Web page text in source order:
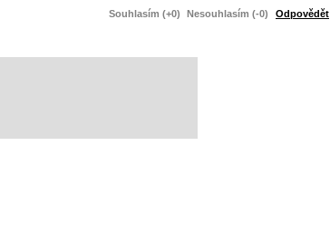
Souhlasím (+0) Nesouhlasím (-0) Odpovědět